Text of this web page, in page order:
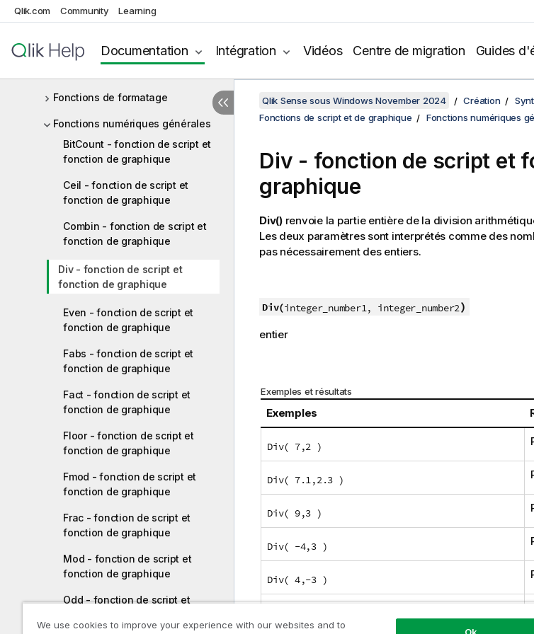
Qlik.com Community Learning
Documentation Intégration Vidéos Centre de migration Guides
Fonctions de champ
Fonctions de fichier
Fonctions de formatage
Fonctions numériques générales
BitCount - fonction de script et
fonction de graphique
Ceil - fonction de script et
fonction de graphique
Combin - fonction de script et
fonction de graphique
Div - fonction de script et
fonction de graphique
Even - fonction de script et
fonction de graphique
Fabs - fonction de script et
fonction de graphique
Fact - fonction de script et
fonction de graphique
Floor - fonction de script et
fonction de graphique
Fmod - fonction de script et
fonction de graphique
Frac - fonction de script et
fonction de graphique
Mod - fonction de script et
fonction de graphique
Odd - fonction de script et
Qlik Sense sous Windows November 2024 Création
Fonctions de script et de graphique
Fonctions numériques
Div - fonction de script et
graphique
Div()renvoie la partie entière de la division
Les deux paramètres sont interprétés comme des
pas nécessairement des entiers.
Div(integer_number1, integer_number2)
entier
Exemples et résultats
Exemples
Div( 7,2 )
Div( 7.1,2.3 )
Div( 9,3 )
Div( -4,3 )
Div( 4,-3 )
We use cookies to improve your experience with our websites and to